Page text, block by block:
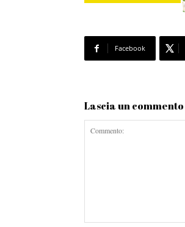
Facebook
Lascia un commento